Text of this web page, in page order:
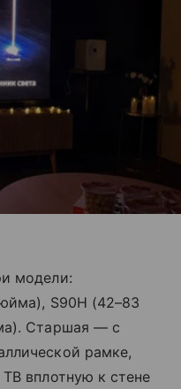
модели:
S90H (42–83
Старшая — с
рамке,
вплотную к стене